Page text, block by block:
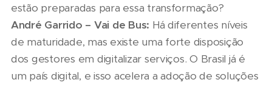
estão preparadas para essa transformação?
André Garrido – Vai de Bus: Há diferentes níveis
de maturidade, mas existe uma forte disposição
dos gestores em digitalizar serviços. O Brasil já é
um país digital, e isso acelera a adoção de soluções